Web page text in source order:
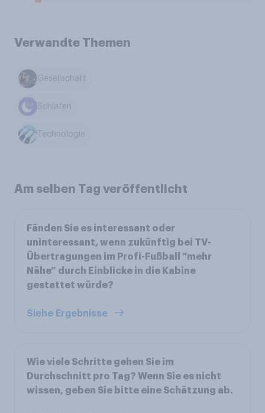
Verwandte Themen
Gesellschaft
Schlafen
Technologie
Am selben Tag veröffentlicht
Fänden Sie es interessant oder
uninteressant, wenn zukünftig bei TV-
Übertragungen im Profi-Fußball “mehr
Nähe” durch Einblicke in die Kabine
gestattet würde?
Siehe Ergebnisse
Wie viele Schritte gehen Sie im
Durchschnitt pro Tag? Wenn Sie es nicht
wissen, geben Sie bitte eine Schätzung ab.